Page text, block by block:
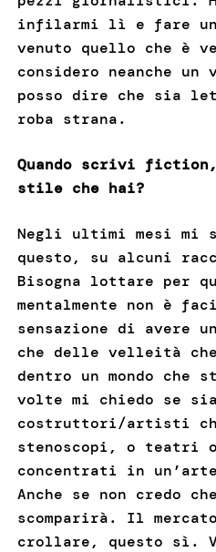
infilarmi lì e fare
venuto quello che è
considero neanche un
posso dire che sia
roba strana.
Quando scrivi
stile che hai?
Negli ultimi mesi mi
questo, su alcuni
Bisogna lottare per
mentalmente non è
sensazione di avere
che delle velleità
dentro un mondo che
volte mi chiedo se
costruttori/artisti
stenoscopi, o
concentrati in
Anche se non credo
scomparirà. Il
crollare, questo sì.